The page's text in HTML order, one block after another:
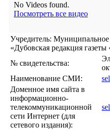
No Videos found.
Посмотреть все видео
Учредитель:
«Дубовская редакция газеты
№ свидетельства:
Наименование СМИ:
Доменное имя сайта в
информационно-
телекоммуникационной
сети Интернет (для
сетевого издания):